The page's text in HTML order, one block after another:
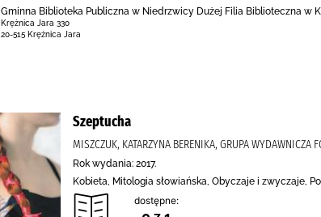
Gminna Biblioteka Publiczna w Niedrzwicy Dużej Filia Biblioteczna w
Krężnica Jara 330
20-515 Krężnica Jara
Szeptucha
MISZCZUK, KATARZYNA BERENIKA, GRUPA
Rok wydania: 2017.
Kobieta, Mitologia słowiańska, Obyczaje i zwyczaje,
dostępne: